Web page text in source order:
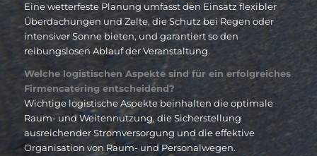
Eine wetterfeste Planung umfasst den Einsatz flexibler
Überdachungen und Zelte, die Schutz bei Regen oder
intensiver Sonne bieten, und garantiert so den
reibungslosen Ablauf der Veranstaltung.
Welche logistischen Aspekte sind für ein erfolgreiches
Firmencatering entscheidend?
Wichtige logistische Aspekte beinhalten die optimale
Raum- und Weitennutzung, die Sicherstellung
ausreichender Stromversorgung und die effektive
Organisation von Raum- und Personalwegen.